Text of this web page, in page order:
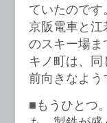
ていたので
京阪電車と江
のスキー場ま
キノ町は、
前向きなよう
■もうひとつ